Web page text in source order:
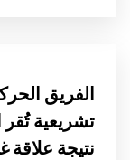
الفريق
تشريعية تُقر
نتيجة علاقة